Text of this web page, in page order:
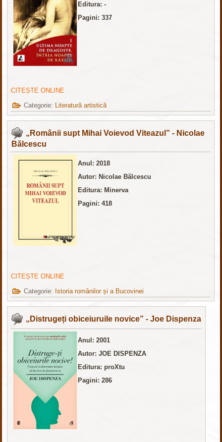
Editura: -
Pagini: 337
CITEȘTE ONLINE
Categorie:
Literatură artistică
„Românii supt Mihai Voievod Viteazul” - Nicolae
Bălcescu
Anul: 2018
Autor: Nicolae Bălcescu
Editura: Minerva
Pagini: 418
CITEȘTE ONLINE
Categorie: Istoria românilor și a Bucovinei
„Distrugeți obiceiuruile novice” - Joe Dispenza
Anul: 2001
Autor: JOE DISPENZA
Editura: proXtu
Pagini: 286